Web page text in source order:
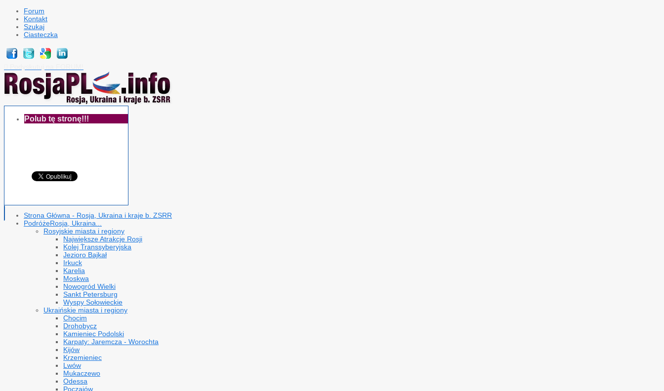
Forum
Kontakt
Szukaj
Ciasteczka
Polub tę stronę!!!
Strona Główna - Rosja, Ukraina i kraje b. ZSRR
PodróżeRosja, Ukraina...
Rosyjskie miasta i regiony
Największe Atrakcje Rosji
Kolej Transsyberyjska
Jezioro Bajkał
Irkuck
Karelia
Moskwa
Nowogród Wielki
Sankt Petersburg
Wyspy Sołowieckie
Ukraińskie miasta i regiony
Chocim
Drohobycz
Kamieniec Podolski
Karpaty: Jaremcza - Worochta
Kijów
Krzemieniec
Lwów
Mukaczewo
Odessa
Poczajów